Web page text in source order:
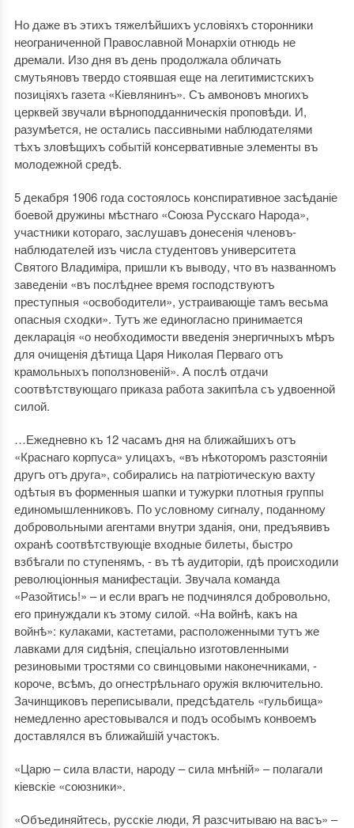
Но даже въ этихъ тяжелѣйшихъ условіяхъ сторонники
неограниченной Православной Монархіи отнюдь не
дремали. Изо дня въ день продолжала обличать
смутьяновъ твердо стоявшая еще на легитимистскихъ
позиціяхъ газета «Кіевлянинъ». Съ амвоновъ многихъ
церквей звучали вѣрноподданническія проповѣди. И,
разумѣется, не остались пассивными наблюдателями
тѣхъ зловѣщихъ событій консервативные элементы въ
молодежной средѣ.
5 декабря 1906 года состоялось конспиративное засѣданіе
боевой дружины мѣстнаго «Союза Русскаго Народа»,
участники котораго, заслушавъ донесенія членовъ-
наблюдателей изъ числа студентовъ университета
Святого Владиміра, пришли къ выводу, что въ названномъ
заведеніи «въ послѣднее время господствуютъ
преступныя «освободители», устраивающіе тамъ весьма
опасныя сходки». Тутъ же единогласно принимается
декларація «о необходимости введенія энергичныхъ мѣръ
для очищенія дѣтища Царя Николая Перваго отъ
крамольныхъ поползновеній». А послѣ отдачи
соотвѣтствующаго приказа работа закипѣла съ удвоенной
силой.
…Ежедневно къ 12 часамъ дня на ближайшихъ отъ
«Краснаго корпуса» улицахъ, «въ нѣкоторомъ разстояніи
другъ отъ друга», собирались на патріотическую вахту
одѣтыя въ форменныя шапки и тужурки плотныя группы
единомышленниковъ. По условному сигналу, поданному
добровольными агентами внутри зданія, они, предъявивъ
охранѣ соотвѣтствующіе входные билеты, быстро
взбѣгали по ступенямъ, - въ тѣ аудиторіи, гдѣ происходили
революціонныя манифестаціи. Звучала команда
«Разойтись!» – и если врагъ не подчинялся добровольно,
его принуждали къ этому силой. «На войнѣ, какъ на
войнѣ»: кулаками, кастетами, расположенными тутъ же
лавками для сидѣнія, спеціально изготовленными
резиновыми тростями со свинцовыми наконечниками, -
короче, всѣмъ, до огнестрѣльнаго оружія включительно.
Зачинщиковъ переписывали, предсѣдатель «гульбища»
немедленно арестовывался и подъ особымъ конвоемъ
доставлялся въ ближайшій участокъ.
«Царю – сила власти, народу – сила мнѣній» – полагали
кіевскіе «союзники».
«Объединяйтесь, русскіе люди, Я разсчитываю на васъ» –